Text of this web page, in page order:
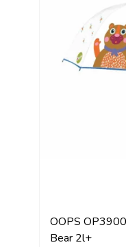
OOPS
Bear 2l+